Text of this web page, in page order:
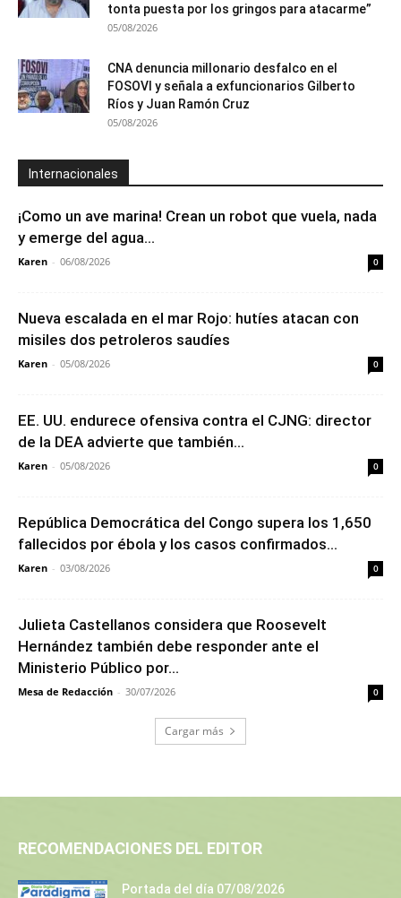
tonta puesta por los gringos para atacarme”
05/08/2026
CNA denuncia millonario desfalco en el
FOSOVI y señala a exfuncionarios Gilberto
Ríos y Juan Ramón Cruz
05/08/2026
Internacionales
¡Como un ave marina! Crean un robot que vuela, nada
y emerge del agua...
Karen - 06/08/2026 0
Nueva escalada en el mar Rojo: hutíes atacan con
misiles dos petroleros saudíes
Karen - 05/08/2026 0
EE. UU. endurece ofensiva contra el CJNG: director
de la DEA advierte que también...
Karen - 05/08/2026 0
República Democrática del Congo supera los 1,650
fallecidos por ébola y los casos confirmados...
Karen - 03/08/2026 0
Julieta Castellanos considera que Roosevelt
Hernández también debe responder ante el
Ministerio Público por...
Mesa de Redacción - 30/07/2026 0
Cargar más
RECOMENDACIONES DEL EDITOR
Portada del día 07/08/2026